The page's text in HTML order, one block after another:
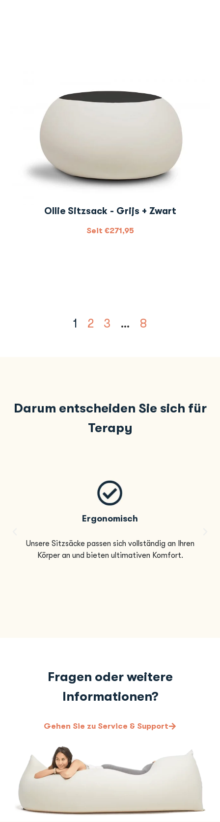
Ollie Sitzsack - Grijs + Zwart
Seit €271,95
1 2 3 … 8
Darum entscheiden Sie sich für
Terapy
Ergonomisch
Unsere Sitzsäcke passen sich vollständig an Ihren
Körper an und bieten ultimativen Komfort.
Fragen oder weitere
Informationen?
Gehen Sie zu Service & Support